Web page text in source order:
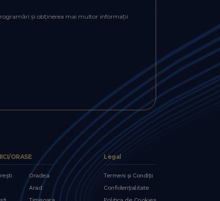
și obținerea mai multor informații
ORASE
Oradea
Arad
Legal
Termeni și Condiții
Confidențialitate